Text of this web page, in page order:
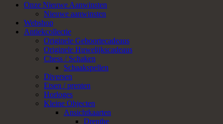
Onze Nieuwe Aanwinsten
Nieuwe aanwinsten
Webshop
Antiekcollectie
Originele Geboortecadeaus
Originele Huwelijkscadeaus
Chess / Schaken
Schaakspellen
Diversen
Etsen / prenten
Horloges
Kleine Objecten
Ansichtkaarten
Drenthe